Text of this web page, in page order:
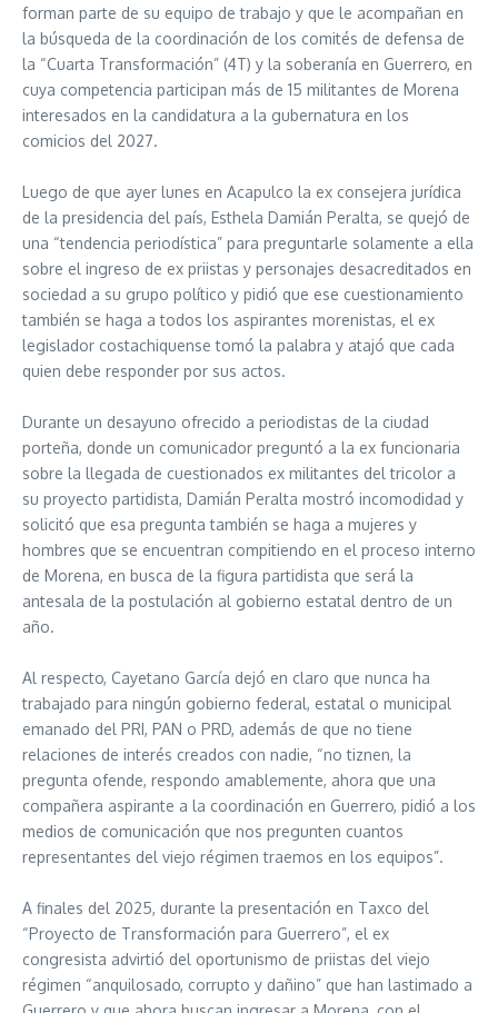
forman parte de su equipo de trabajo y que le acompañan en
la búsqueda de la coordinación de los comités de defensa de
la “Cuarta Transformación” (4T) y la soberanía en Guerrero, en
cuya competencia participan más de 15 militantes de Morena
interesados en la candidatura a la gubernatura en los
comicios del 2027.
Luego de que ayer lunes en Acapulco la ex consejera jurídica
de la presidencia del país, Esthela Damián Peralta, se quejó de
una “tendencia periodística” para preguntarle solamente a ella
sobre el ingreso de ex priistas y personajes desacreditados en
sociedad a su grupo político y pidió que ese cuestionamiento
también se haga a todos los aspirantes morenistas, el ex
legislador costachiquense tomó la palabra y atajó que cada
quien debe responder por sus actos.
Durante un desayuno ofrecido a periodistas de la ciudad
porteña, donde un comunicador preguntó a la ex funcionaria
sobre la llegada de cuestionados ex militantes del tricolor a
su proyecto partidista, Damián Peralta mostró incomodidad y
solicitó que esa pregunta también se haga a mujeres y
hombres que se encuentran compitiendo en el proceso interno
de Morena, en busca de la figura partidista que será la
antesala de la postulación al gobierno estatal dentro de un
año.
Al respecto, Cayetano García dejó en claro que nunca ha
trabajado para ningún gobierno federal, estatal o municipal
emanado del PRI, PAN o PRD, además de que no tiene
relaciones de interés creados con nadie, “no tiznen, la
pregunta ofende, respondo amablemente, ahora que una
compañera aspirante a la coordinación en Guerrero, pidió a los
medios de comunicación que nos pregunten cuantos
representantes del viejo régimen traemos en los equipos”.
A finales del 2025, durante la presentación en Taxco del
“Proyecto de Transformación para Guerrero”, el ex
congresista advirtió del oportunismo de priistas del viejo
régimen “anquilosado, corrupto y dañino” que han lastimado a